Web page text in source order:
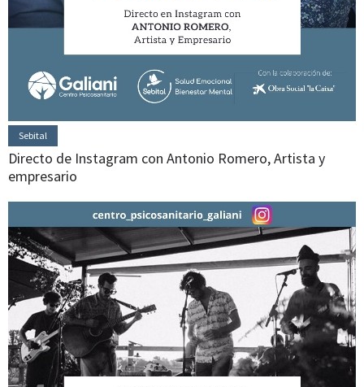
Sebital
Directo de Instagram con Antonio Romero, Artista y
empresario